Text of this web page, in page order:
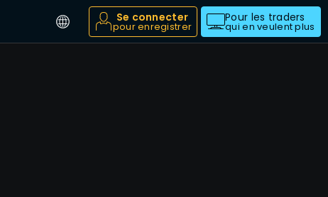
Se connecter
pour enregistrer
Pour les traders
qui en veulent plus